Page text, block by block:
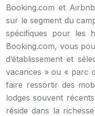
Booking.com et
sur le segment du
spécifiques pour les
Booking.com, vous
d’établissement et
vacances » ou « parc
faire ressortir des
lodges souvent
réside dans la